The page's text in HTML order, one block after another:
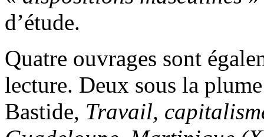
d’étude.
Quatre ouvrages sont
lecture. Deux sous la
Bastide, Travail,